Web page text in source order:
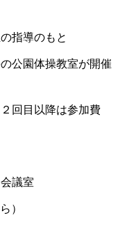
指導のもと
公園体操教室が開催
回目以降は参加費
議室
）